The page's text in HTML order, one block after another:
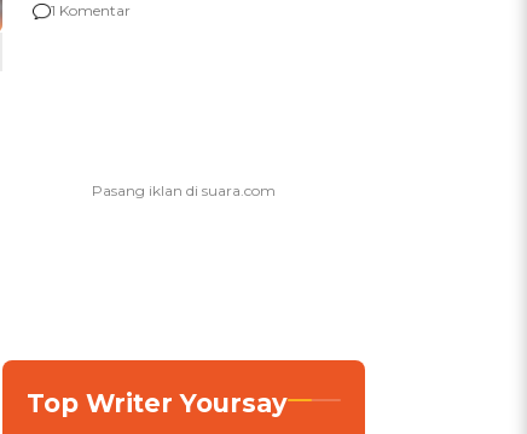
agar Dana Tidak Hangus!
1 Komentar
Top Writer Yoursay